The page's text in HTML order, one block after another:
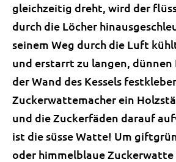
gleichzeitig dreht, wird der
durch die Löcher
seinem Weg durch die Luft
und erstarrt zu langen, dünnen
der Wand des Kessels
Zuckerwattemacher ein
und die Zuckerfäden darauf
ist die süsse Watte! Um
oder himmelblaue